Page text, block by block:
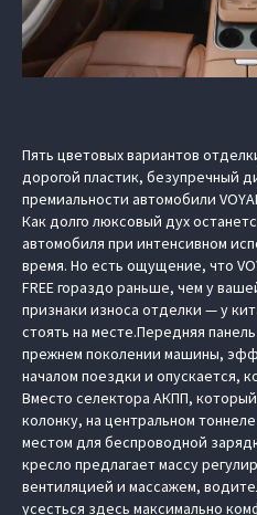
Пять цветовых вариантов
дорогой пластик, безупречный
премиальности автомобили
Как долго люксовый дух
автомобиля при интенсивном
время. Но есть ощущение, что
FREE гораздо раньше, чем у
признаки износа отделки — у
стоять на месте.Передняя
прежнем поколении машины,
началом поездки и опускается,
Вместо селектора АКПП,
колонку, на центральном
местом для беспроводной
кресло предлагает массу
вентиляцией и массажем,
усесться здесь максимально